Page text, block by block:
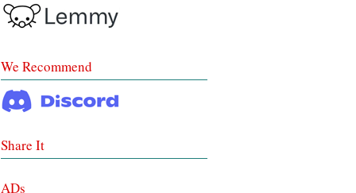
We Recommend
Share It
ADs